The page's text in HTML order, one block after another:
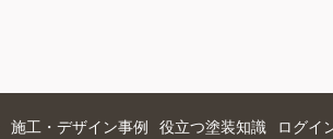
施工・デザイン事例 役立つ塗装知識 ログイ